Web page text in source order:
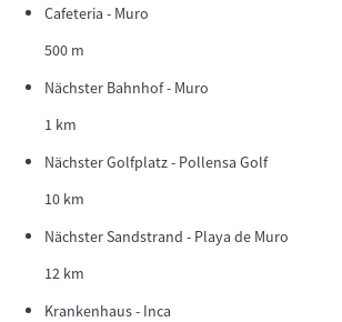
Cafeteria - Muro
500 m
Nächster Bahnhof - Muro
1 km
Nächster Golfplatz - Pollensa Golf
10 km
Nächster Sandstrand - Playa de Muro
12 km
Krankenhaus - Inca